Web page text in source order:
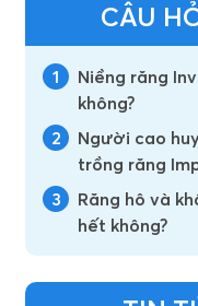
CÂU
1
Niềng răng
không?
2
Người cao
trồng răng
3
Răng hô và
hết không?